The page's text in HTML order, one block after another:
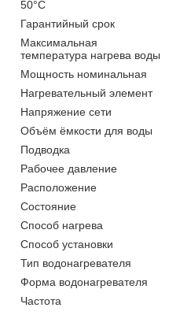
50°С
Гарантийный срок
Максимальная
температура нагрева воды
Мощность номинальная
Нагревательный элемент
Напряжение сети
Объём ёмкости для воды
Подводка
Рабочее давление
Расположение
Состояние
Способ нагрева
Способ установки
Тип водонагревателя
Форма водонагревателя
Частота